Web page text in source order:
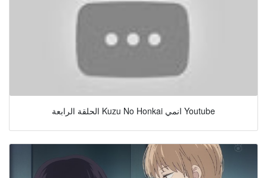
الحلقة الرابعة Kuzu No Honkai انمي Youtube